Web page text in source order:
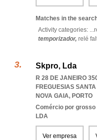
Matches in the
Activity categories: ...
temporizador, relé
Skpro, Lda
R 28 DE JANEIRO
FREGUESIAS
NOVA GAIA, PORTO
Comércio por grosso
LDA
Ver empresa